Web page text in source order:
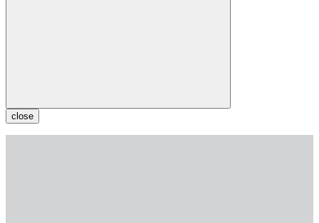
close